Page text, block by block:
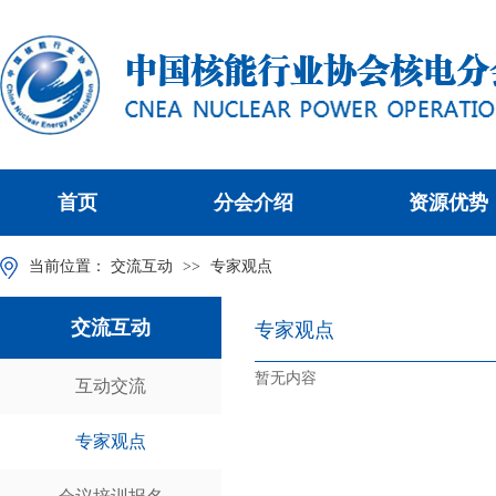
首页 分会介绍 资源优势
当前位置： 交流互动 >> 专家观点
交流互动
互动交流
专家观点
专家观点
暂无内容